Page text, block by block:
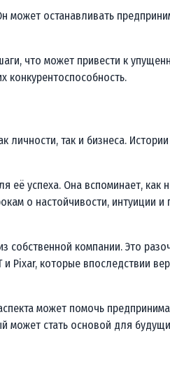
может останавливать
что может привести к
конкурентоспособность.
личности, так и бизнеса.
её успеха. Она вспоминает, как
о настойчивости, интуиции и
компании. Это
Pixar, которые впоследствии
может помочь
может стать основой для